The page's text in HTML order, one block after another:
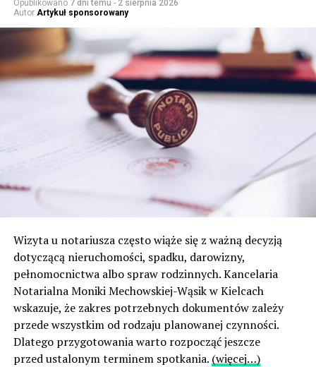
Opublikowano 7 dni temu - 2 sierpnia 2026
Autor Artykuł sponsorowany
Wizyta u notariusza często wiąże się z ważną decyzją
dotyczącą nieruchomości, spadku, darowizny,
pełnomocnictwa albo spraw rodzinnych. Kancelaria
Notarialna Moniki Mechowskiej-Wąsik w Kielcach
wskazuje, że zakres potrzebnych dokumentów zależy
przede wszystkim od rodzaju planowanej czynności.
Dlatego przygotowania warto rozpocząć jeszcze
przed ustalonym terminem spotkania. (więcej…)